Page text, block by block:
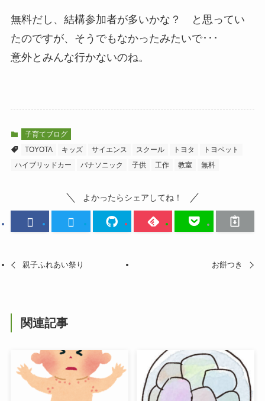
無料だし、結構参加者が多いかな？ と思ってい
たのですが、そうでもなかったみたいで･･･
意外とみんな行かないのね。
子育てブログ
TOYOTA
キッズ サイエンス スクール トヨタ
トヨペット
ハイブリッドカー
パナソニック 子供 工作 教室 無料
よかったらシェアしてね！
親子ふれあい祭り お餅つき
関連記事